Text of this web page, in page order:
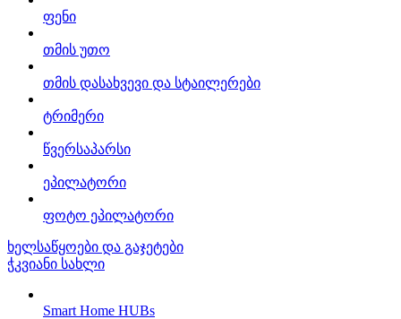
ფენი
თმის უთო
თმის დასახვევი და სტაილერები
ტრიმერი
წვერსაპარსი
ეპილატორი
ფოტო ეპილატორი
ხელსაწყოები და გაჯეტები
ჭკვიანი სახლი
Smart Home HUBs